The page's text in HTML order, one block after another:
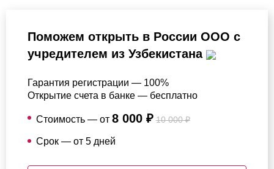
Поможем открыть в России ООО с
учредителем из Узбекистана
Гарантия регистрации — 100%
Открытие счета в банке — бесплатно
Стоимость — от 8 000 ₽ 10 000 ₽
Срок — от 5 дней